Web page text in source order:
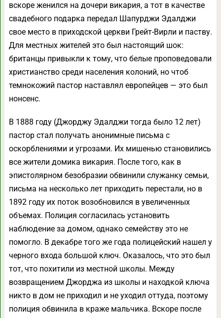
вскоре женился на дочери викария, а тот в качестве
свадебного подарка передал Шапурджи Эдалджи
свое место в приходской церкви Грейт-Вирли и паству.
Для местных жителей это был настоящий шок:
британцы привыкли к тому, что белые проповедовали
христианство среди населения колоний, но чтоб
темнокожий пастор наставлял европейцев — это был
нонсенс.
В 1888 году (Джорджу Эдалджи тогда было 12 лет)
пастор стал получать анонимные письма с
оскорблениями и угрозами. Их мишенью становились
все жители домика викария. После того, как в
эпистолярном безобразии обвинили служанку семьи,
письма на несколько лет приходить перестали, но в
1892 году их поток возобновился в увеличенных
объемах. Полиция согласилась установить
наблюдение за домом, однако семейству это не
помогло. В декабре того же года полицейский нашел у
черного входа большой ключ. Оказалось, что это был
тот, что похитили из местной школы. Между
возвращением Джорджа из школы и находкой ключа
никто в дом не приходил и не уходил оттуда, поэтому
полиция обвинила в краже мальчика. Вскоре после